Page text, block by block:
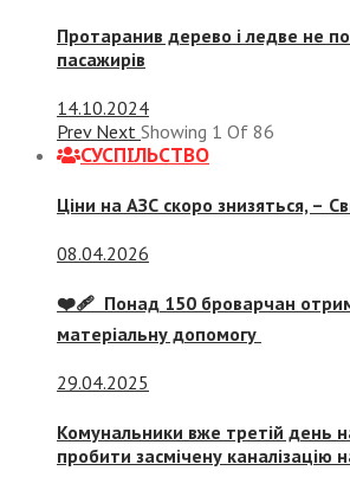
Протаранив дерево і ледве не
пасажирів
14.10.2024
Prev Next Showing 1 Of 86
СУСПIЛЬСТВО
Ціни на АЗС скоро знизяться, –
08.04.2026
❤️‍🩹 Понад 150 броварчан
матеріальну допомогу
29.04.2025
Комунальники вже третій день
пробити засмічену каналізацію